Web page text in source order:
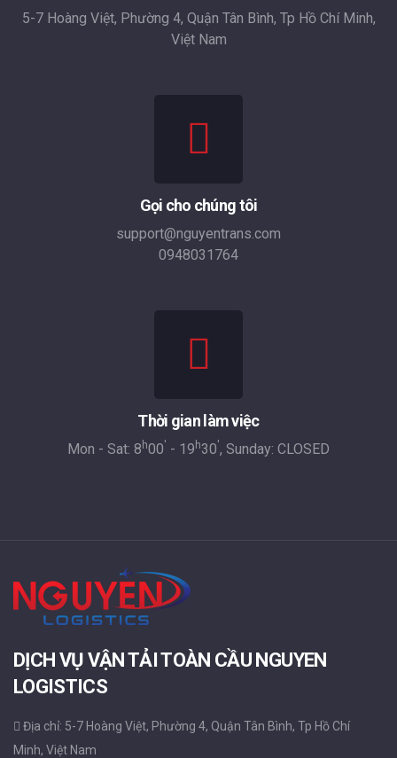
5-7 Hoàng Việt, Phường 4, Quận Tân Bình, Tp Hồ Chí Minh,
Việt Nam
Gọi cho chúng tôi
support@nguyentrans.com
0948031764
Thời gian làm việc
Mon - Sat: 8 h00' - 19 h30', Sunday: CLOSED
DỊCH VỤ VẬN TẢI TOÀN CẦU NGUYEN
LOGISTICS
Địa chỉ: 5-7 Hoàng Việt, Phường 4, Quận Tân Bình, Tp Hồ Chí
Minh, Việt Nam